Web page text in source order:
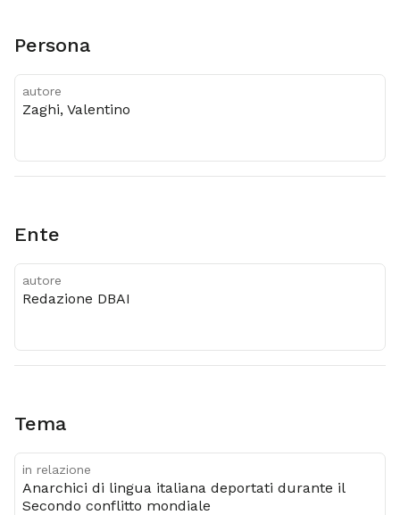
Persona
autore
Zaghi, Valentino
Ente
autore
Redazione DBAI
Tema
in relazione
Anarchici di lingua italiana deportati durante il
Secondo conflitto mondiale